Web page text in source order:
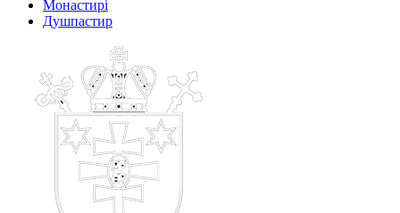
Монастирі
Душпастир